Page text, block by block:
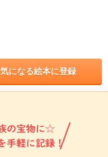
気になる絵本に登録
の宝物に☆
手軽に記録！